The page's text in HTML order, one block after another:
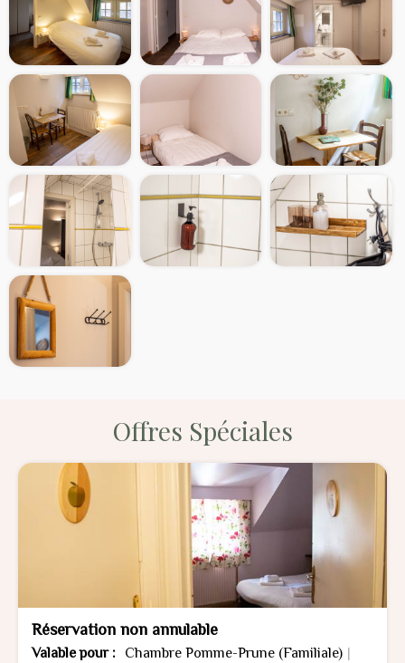
Offres Spéciales
Réservation non annulable
Valablepour: Chambre Pomme-Prune (Familiale) |